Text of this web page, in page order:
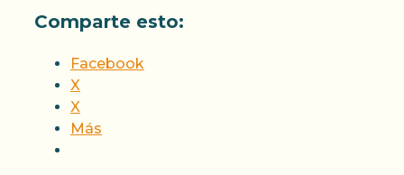
Comparte esto:
Facebook
X
X
Más